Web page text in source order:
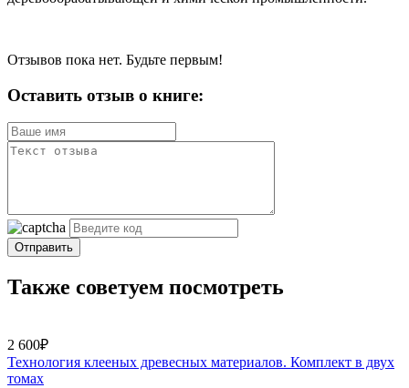
Отзывов пока нет. Будьте первым!
Оставить отзыв о книге:
Отправить
Также советуем посмотреть
2 600₽
Технология клееных древесных материалов. Комплект в двух
томах